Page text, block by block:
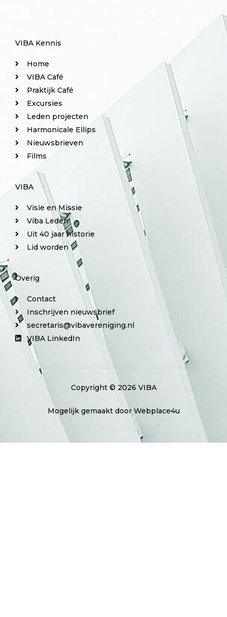
VIBA Kennis
Home
VIBA Café
Praktijk Café
Excursies
Leden projecten
Harmonicale Ellips
Nieuwsbrieven
Films
VIBA
Visie en Missie
Viba Leden
Uit 40 jaar historie
Lid worden
Overig
Contact
Inschrijven nieuwsbrief
secretaris@vibavereniging.nl
VIBA LinkedIn
Copyright © 2026 VIBA
Mogelijk gemaakt door Webplace4u